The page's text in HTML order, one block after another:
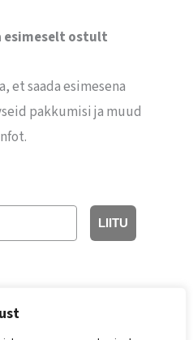
esimeselt ostult
et saada esimesena
pakkumisi ja muud
LIITU